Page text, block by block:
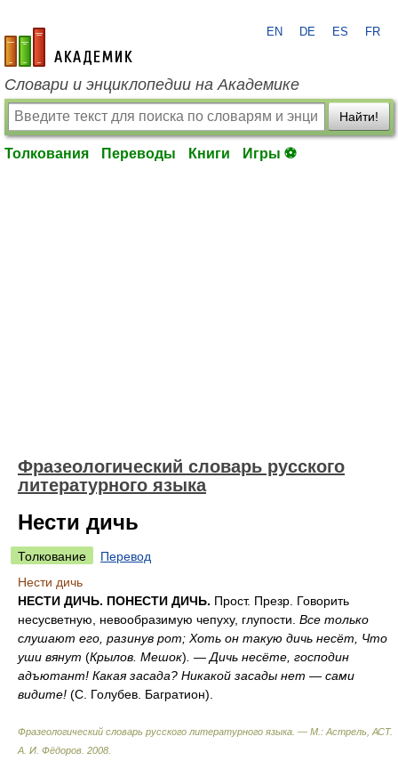
academic.ru
EN DE ES FR
Словари и энциклопедии на Академике
Найти!
Толкования Переводы Книги Игры ⚽
Фразеологический словарь русского
литературного языка
Нести дичь
Толкование
Перевод
Нести дичь
НЕСТИ ДИЧЬ. ПОНЕСТИ ДИЧЬ. Прост. Презр. Говорить
несусветную, невообразимую чепуху, глупости. Все только
слушают его, разинув рот; Хоть он такую дичь несёт, Что
уши вянут (Крылов. Мешок) . — Дичь несёте, господин
адъютант! Какая засада? Никакой засады нет — сами
видите! (С. Голубев. Багратион).
Фразеологический словарь русского литературного языка. — М.: Астрель, АСТ.
А. И. Фёдоров 2008